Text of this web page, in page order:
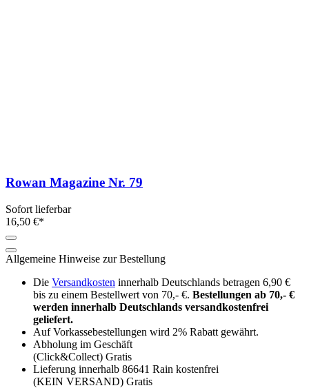
Rowan Magazine Nr. 79
Sofort lieferbar
16,50 €*
Allgemeine Hinweise zur Bestellung
Die Versandkosten innerhalb Deutschlands betragen 6,90 €
bis zu einem Bestellwert von 70,- €. Bestellungen ab 70,- €
werden innerhalb Deutschlands versandkostenfrei
geliefert.
Auf Vorkassebestellungen wird 2% Rabatt gewährt.
Abholung im Geschäft
(Click&Collect) Gratis
Lieferung innerhalb 86641 Rain kostenfrei
(KEIN VERSAND) Gratis